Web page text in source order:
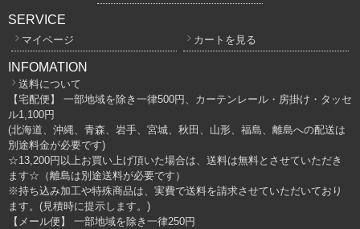
SERVICE
マイページ カートを見る
INFOMATION
送料について
【宅配便】 一部地域を除き一律500円、カーテンレール・房掛け・タッセ
ル1,100円
(北海道、沖縄、青森、岩手、宮城、秋田、山形、福島、離島への配送は
別途料金が必要です)
☆13,200円以上お買い上げ頂いた場合は、送料は無料とさせていただき
ます☆（離島は別途送料が必要です）
※持ち込み加工や特殊商品は、実費で送料を請求させていただいており
ます。(見積時に提示します。)
【メール便】 一部地域を除き一律250円